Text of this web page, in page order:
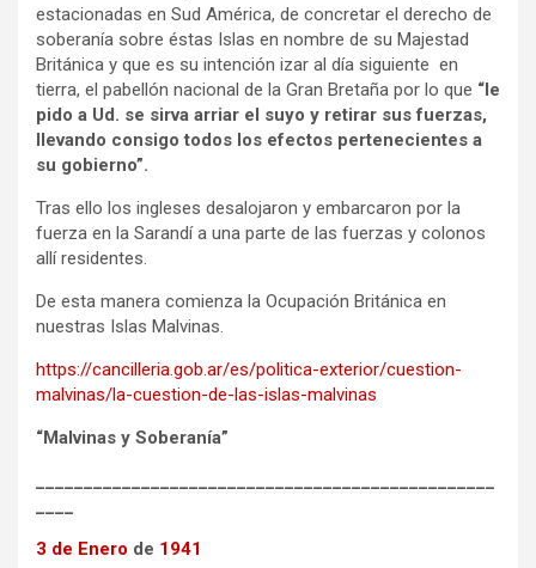
estacionadas en Sud América, de concretar el derecho de
soberanía sobre éstas Islas en nombre de su Majestad
Británica y que es su intención izar al día siguiente en
tierra, el pabellón nacional de la Gran Bretaña por lo que “le
pido a Ud. se sirva arriar el suyo y retirar sus fuerzas,
llevando consigo todos los efectos pertenecientes a
su gobierno”.
Tras ello los ingleses desalojaron y embarcaron por la
fuerza en la Sarandí a una parte de las fuerzas y colonos
allí residentes.
De esta manera comienza la Ocupación Británica en
nuestras Islas Malvinas.
https://cancilleria.gob.ar/es/politica-exterior/cuestion-
malvinas/la-cuestion-de-las-islas-malvinas
“Malvinas y Soberanía”
3 de Enero de 1941